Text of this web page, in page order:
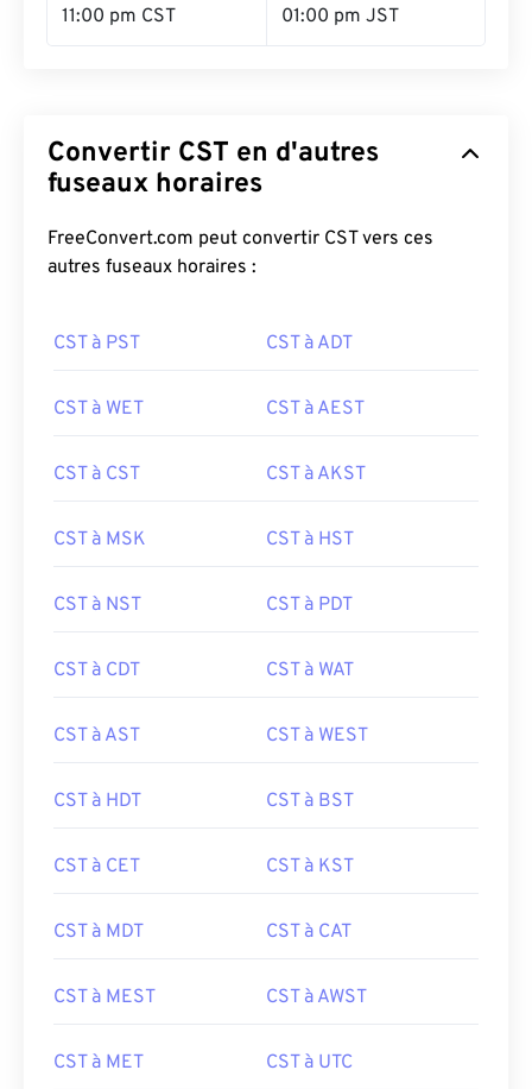
11:00 pm CST 01:00 pm JST
Convertir CST en d'autres
fuseaux horaires
FreeConvert.com peut convertir CST vers ces
autres fuseaux horaires :
CST à PST CST à ADT
CST à WET CST à AEST
CST à CST CST à AKST
CST à MSK CST à HST
CST à NST CST à PDT
CST à CDT CST à WAT
CST à AST CST à WEST
CST à HDT CST à BST
CST à CET CST à KST
CST à MDT CST à CAT
CST à MEST CST à AWST
CST à MET CST à UTC